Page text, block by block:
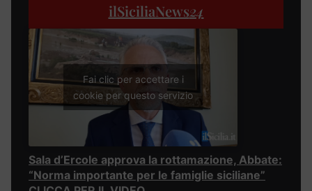
ilSiciliaNews24
Fai clic per accettare i
cookie per questo servizio
Sala d’Ercole approva la rottamazione, Abbate:
“Norma importante per le famiglie siciliane”